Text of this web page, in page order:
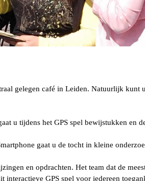
gelegen café in Leiden. Natuurlijk kunt
u tijdens het GPS spel bewijstukken en
gaat u de tocht in kleine
en opdrachten. Het team dat de
interactieve GPS spel voor iedereen